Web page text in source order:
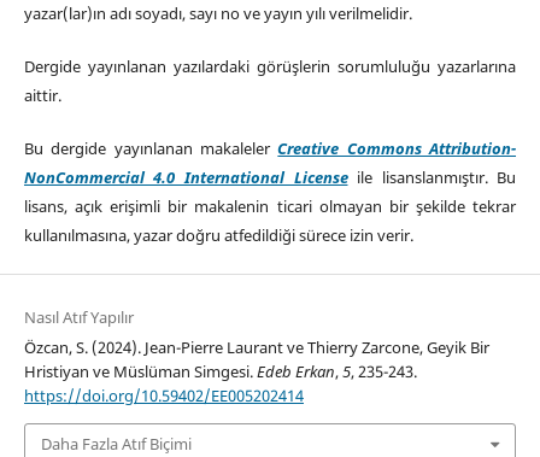
yazar(lar)ın adı soyadı, sayı no ve yayın yılı verilmelidir.
Dergide yayınlanan yazılardaki görüşlerin sorumluluğu yazarlarına
aittir.
Bu dergide yayınlanan makalelerCreative Commons Attribution-
NonCommercial 4.0 International Licenseile lisanslanmıştır. Bu
lisans, açık erişimli bir makalenin ticari olmayan bir şekilde tekrar
kullanılmasına, yazar doğru atfedildiği sürece izin verir.
Nasıl Atıf Yapılır
Özcan, S. (2024). Jean-Pierre Laurant ve Thierry Zarcone, Geyik Bir
Hristiyan ve Müslüman Simgesi.Edeb Erkan,5, 235-243.
https://doi.org/10.59402/EE005202414
Daha Fazla Atıf Biçimi